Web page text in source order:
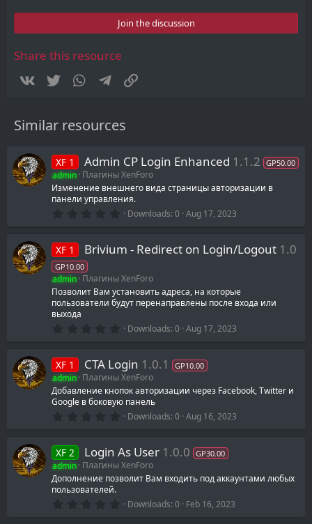
0
t
Join the discussion
Share this resource
Vkontakte
Twitter WhatsAppTelegram
Similar resources
XF 1 Admin CP Login Enhanced 1.1.2 GP50.00
admin Плагины XenForo
Изменение внешнего вида страницы авторизации в
панели управления.
0
s
r
(
s
)
Downloads 0 Aug 17, 2023
XF 1 Brivium - Redirect on Login/Logout 1.0
GP10.00
admin Плагины XenForo
Позволит Вам установить адреса, на которые
пользователи будут перенаправлены после входа или
выхода
0
s
t
a
r
(
s
Downloads 0 Aug 17, 2023
XF 1 CTA Login 1.0.1 GP10.00
admin Плагины XenForo
Добавление кнопок авторизации через Facebook, Twitter и
Google в боковую панель
0
0
s
t
a
r
s
Downloads 0 Aug 16, 2023
XF 2 Login As User 1.0.0 GP30.00
admin Плагины XenForo
Дополнение позволит Вам входить под аккаунтами любых
пользователей.
0 Downloads 0 Feb 16, 2023